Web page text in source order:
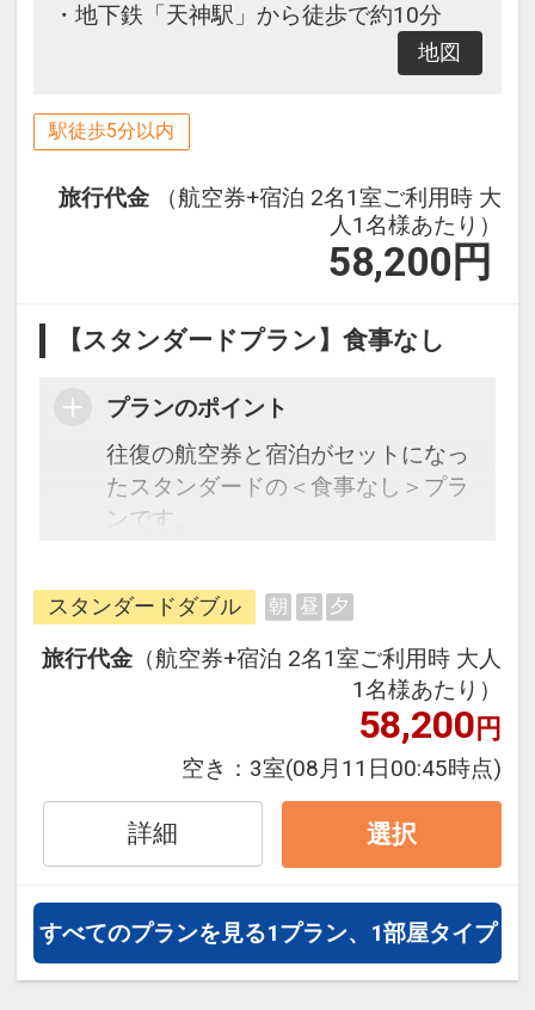
・地下鉄「天神駅」から徒歩で約10分
地図
駅徒歩5分以内
旅行代金
（航空券+宿泊 2名1室ご利用時 大
人1名様あたり）
58,200 円
【スタンダードプラン】食事なし
プランのポイント
往復の航空券と宿泊がセットになっ
たスタンダードの＜食事なし＞プラ
ンです。
できるダイナミックパッケージだか
ら、一都市滞在はもちろん周遊旅行
にも最適！
旅行期間中の1泊だけの宿泊や延
泊・飛び泊なども自由自在です。
JALマイレージ会員の方にはフライ
トマイルが50%貯まります。
スタンダードダブル 朝 昼 夕
旅行代金 （航空券+宿泊 2名1室ご利用時 大人
1名様あたり）
58,200円
空き： 3室(08月11日00:45時点)
詳細 選択
すべてのプランを見る1プラン、1部屋タイプ